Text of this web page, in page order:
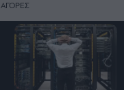
ΑΓΟΡΕΣ